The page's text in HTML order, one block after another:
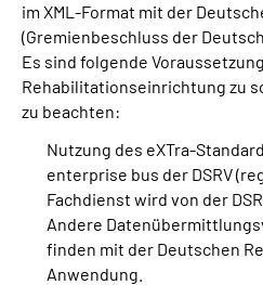
Mein
im XML-Format mit der
(Gremienbeschluss der
Es sind folgende
Rehabilitationseinrichtung zu
zu beachten:
Nutzung des eXTra-
enterprise bus der DSRV
Fachdienst wird von der
Andere
finden mit der Deutschen
Anwendung.